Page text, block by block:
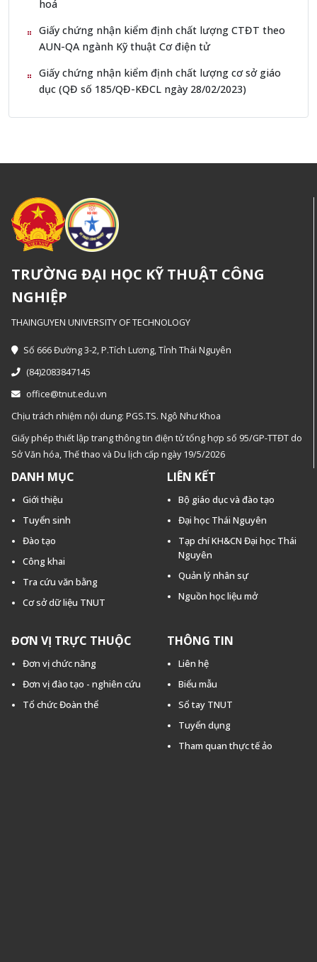
hoá
Giấy chứng nhận kiểm định chất lượng CTĐT theo
AUN-QA ngành Kỹ thuật Cơ điện tử
Giấy chứng nhận kiểm định chất lượng cơ sở giáo
dục (QĐ số 185/QĐ-KĐCL ngày 28/02/2023)
TRƯỜNG ĐẠI HỌC KỸ THUẬT CÔNG
NGHIỆP
THAINGUYEN UNIVERSITY OF TECHNOLOGY
Số 666 Đường 3-2, P.Tích Lương, Tỉnh Thái Nguyên
(84)2083847145
office@tnut.edu.vn
Chịu trách nhiệm nội dung: PGS.TS. Ngô Như Khoa
Giấy phép thiết lập trang thông tin điện tử tổng hợp số 95/GP-TTĐT do
Sở Văn hóa, Thế thao và Du lịch cấp ngày 19/5/2026
DANH MỤC
Giới thiệu
Tuyển sinh
Đào tạo
Công khai
Tra cứu văn bằng
Cơ sở dữ liệu TNUT
LIÊN KẾT
Bộ giáo dục và đào tạo
Đại học Thái Nguyên
Tạp chí KH&CN Đại học Thái
Nguyên
Quản lý nhân sự
Nguồn học liệu mở
ĐƠN VỊ TRỰC THUỘC
Đơn vị chức năng
Đơn vị đào tạo - nghiên cứu
Tổ chức Đoàn thể
THÔNG TIN
Liên hệ
Biểu mẫu
Sổ tay TNUT
Tuyển dụng
Tham quan thực tế ảo